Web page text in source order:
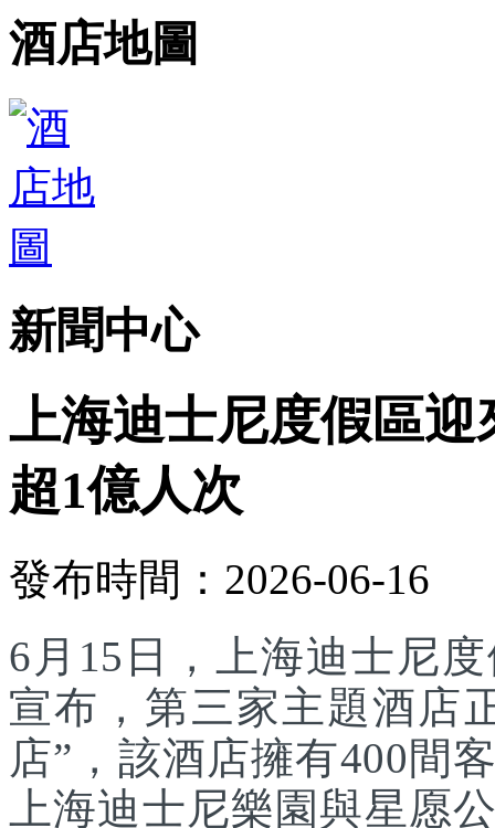
酒店地圖
新聞中心
上海迪士尼度假區
超1億人次
發布時間：2026-06-16
6月15日，上海迪士尼
宣布，第三家主題酒店
店”，該酒店擁有400間
上海迪士尼樂園與星愿